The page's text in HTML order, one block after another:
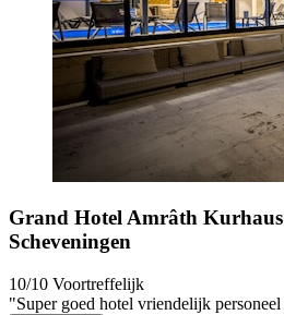
Grand Hotel Amrâth
Scheveningen
10/10 Voortreffelijk
"Super goed hotel vriendelijk